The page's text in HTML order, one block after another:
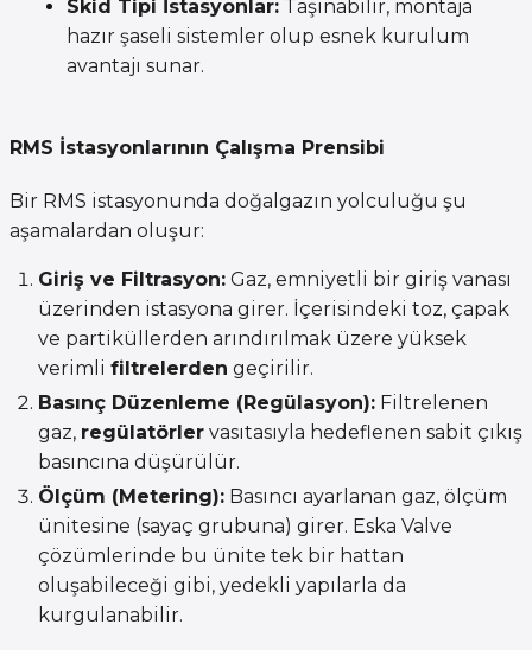
Skid Tipi İstasyonlar: Taşınabilir, montaja
hazır şaseli sistemler olup esnek kurulum
avantajı sunar.
RMS İstasyonlarının Çalışma Prensibi
Bir RMS istasyonunda doğalgazın yolculuğu şu
aşamalardan oluşur:
Giriş ve Filtrasyon: Gaz, emniyetli bir giriş vanası
üzerinden istasyona girer. İçerisindeki toz, çapak
ve partiküllerden arındırılmak üzere yüksek
verimli filtrelerden geçirilir.
Basınç Düzenleme (Regülasyon): Filtrelenen
gaz, regülatörler vasıtasıyla hedeflenen sabit çıkış
basıncına düşürülür.
Ölçüm (Metering): Basıncı ayarlanan gaz, ölçüm
ünitesine (sayaç grubuna) girer. Eska Valve
çözümlerinde bu ünite tek bir hattan
oluşabileceği gibi, yedekli yapılarla da
kurgulanabilir.